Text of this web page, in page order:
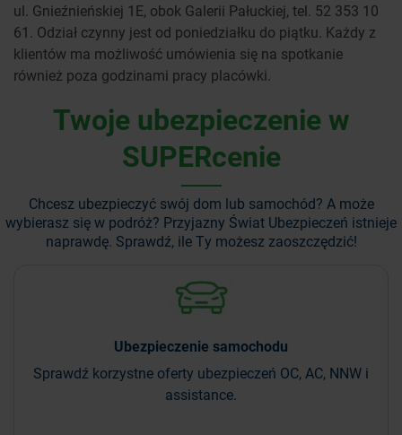
ul. Gnieźnieńskiej 1E, obok Galerii Pałuckiej, tel. 52 353 10
61. Odział czynny jest od poniedziałku do piątku. Każdy z
klientów ma możliwość umówienia się na spotkanie
również poza godzinami pracy placówki.
Twoje ubezpieczenie w
SUPERcenie
Chcesz ubezpieczyć swój dom lub samochód? A może
wybierasz się w podróż? Przyjazny Świat Ubezpieczeń istnieje
naprawdę. Sprawdź, ile Ty możesz zaoszczędzić!
Ubezpieczenie samochodu
Sprawdź korzystne oferty ubezpieczeń OC, AC, NNW i
assistance.